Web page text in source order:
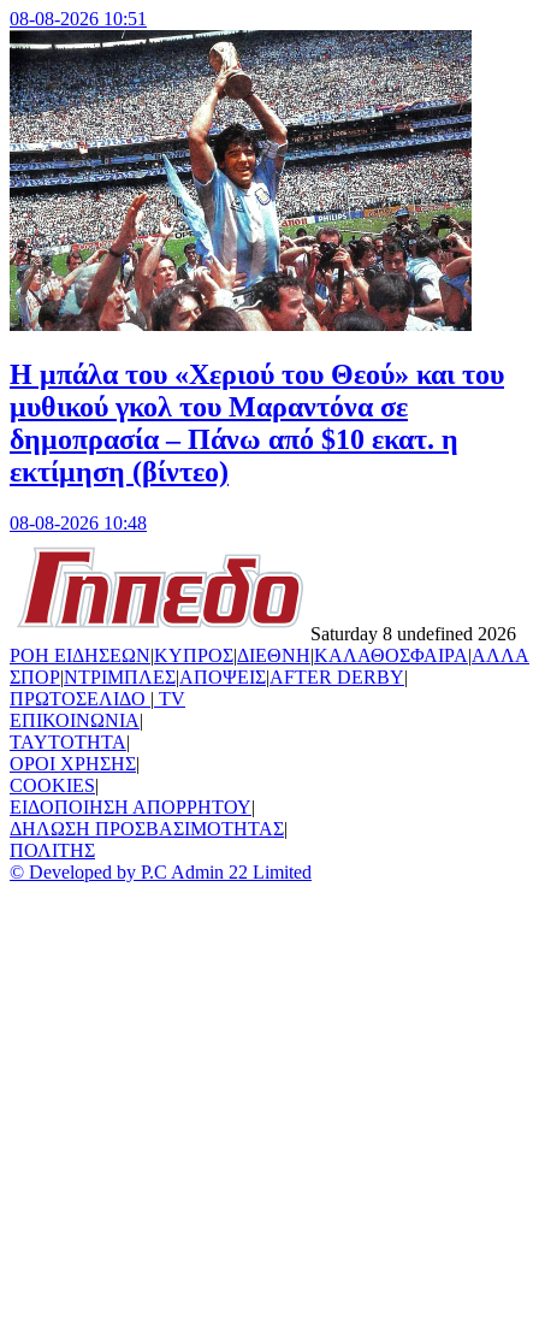
08-08-2026 10:51
Η μπάλα του «Χεριού του Θεού» και του
μυθικού γκολ του Μαραντόνα σε
δημοπρασία – Πάνω από $10 εκατ. η
εκτίμηση (βίντεο)
08-08-2026 10:48
Saturday 8 undefined 2026
ΡΟΗ ΕΙΔΗΣΕΩΝ|ΚΥΠΡΟΣ|ΔΙΕΘΝΗ|ΚΑΛΑΘΟΣΦΑΙΡΑ|ΑΛΛΑ
ΣΠΟΡ|ΝΤΡΙΜΠΛΕΣ|ΑΠΟΨΕΙΣ|AFTER DERBY|
ΠΡΩΤΟΣΕΛΙΔΟ | TV
ΕΠΙΚΟΙΝΩΝΙΑ|
TAYTOTHTA|
ΟΡΟΙ ΧΡΗΣΗΣ|
COOKIES|
ΕΙΔΟΠΟΙΗΣΗ ΑΠΟΡΡΗΤΟΥ|
ΔΗΛΩΣΗ ΠΡΟΣΒΑΣΙΜΟΤΗΤΑΣ|
ΠΟΛΙΤΗΣ
© Developed by P.C Admin 22 Limited